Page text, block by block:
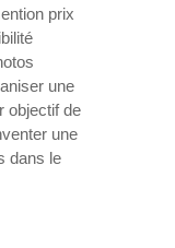
prix
une
objectif de
une
dans le